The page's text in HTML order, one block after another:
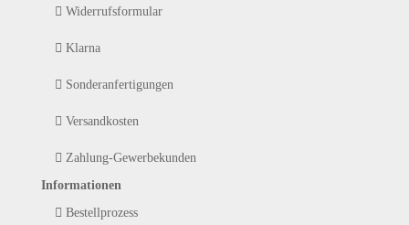
Widerrufsformular
Klarna
Sonderanfertigungen
Versandkosten
Zahlung-Gewerbekunden
Informationen
Bestellprozess